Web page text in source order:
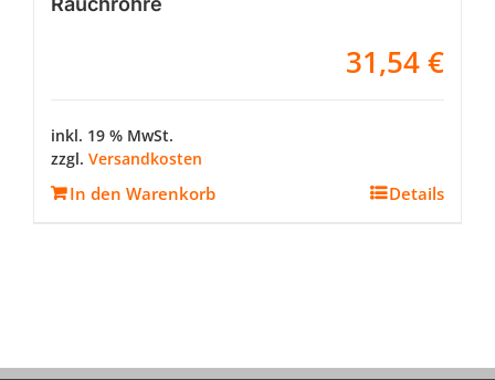
31,54€
inkl. 19 % MwSt.
zzgl. Versandkosten
In den Warenkorb Details